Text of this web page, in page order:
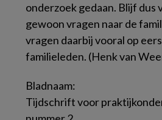
onderzoek gedaan. Blijf dus
gewoon vragen naar de
vragen daarbij vooral op
familieleden. (Henk van
Bladnaam:
Tijdschrift voor